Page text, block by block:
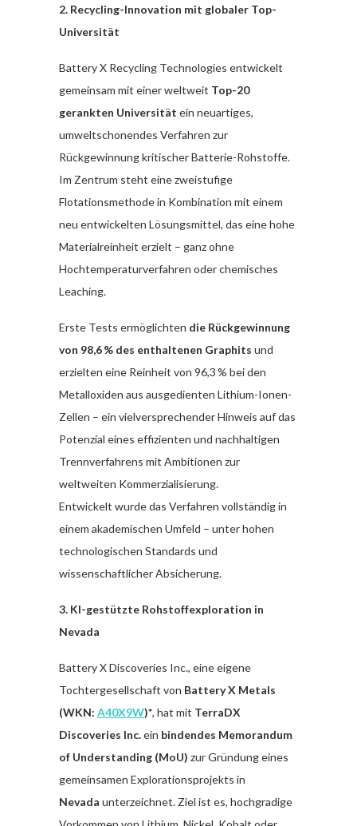
2. Recycling-Innovation mit globaler Top-
Universität
Battery X Recycling Technologies entwickelt
gemeinsam mit einer weltweit Top-20
gerankten Universität ein neuartiges,
umweltschonendes Verfahren zur
Rückgewinnung kritischer Batterie-Rohstoffe.
Im Zentrum steht eine zweistufige
Flotationsmethode in Kombination mit einem
neu entwickelten Lösungsmittel, das eine hohe
Materialreinheit erzielt – ganz ohne
Hochtemperaturverfahren oder chemisches
Leaching.
Erste Tests ermöglichten die Rückgewinnung
von 98,6 % des enthaltenen Graphits und
erzielten eine Reinheit von 96,3 % bei den
Metalloxiden aus ausgedienten Lithium-Ionen-
Zellen – ein vielversprechender Hinweis auf das
Potenzial eines effizienten und nachhaltigen
Trennverfahrens mit Ambitionen zur
weltweiten Kommerzialisierung.
Entwickelt wurde das Verfahren vollständig in
einem akademischen Umfeld – unter hohen
technologischen Standards und
wissenschaftlicher Absicherung.
3. KI-gestützte Rohstoffexploration in
Nevada
Battery X Discoveries Inc., eine eigene
Tochtergesellschaft von Battery X Metals
(WKN: A40X9W)*, hat mit TerraDX
Discoveries Inc.ein bindendes Memorandum
of Understanding (MoU) zur Gründung eines
gemeinsamen Explorationsprojekts in
Nevada unterzeichnet. Ziel ist es, hochgradige